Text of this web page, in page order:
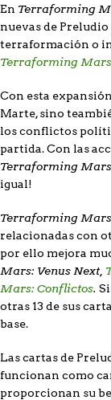
En Terraforming
nuevas de
terraformación o
Terraforming Mars
Con esta
Marte, sino
los conflictos
partida. Con las
Terraforming
igual!
Terraforming
relacionadas con
por ello mejora
Mars: Venus Next,
Mars: Conflictos.
otras 13 de sus
base.
Las cartas de
funcionan como
proporcionan su